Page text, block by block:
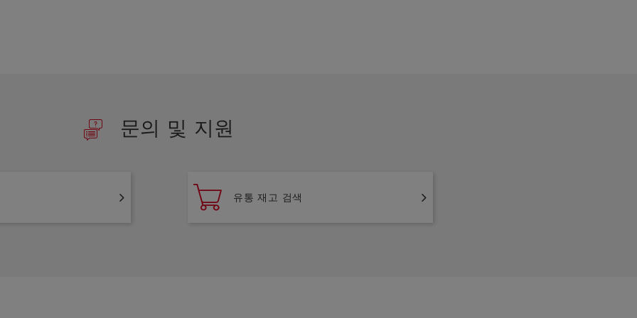
문의 및 지원
유통 재고 검색